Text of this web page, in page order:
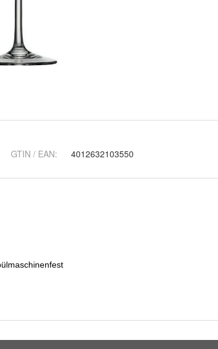
GTIN / EAN: 4012632103550